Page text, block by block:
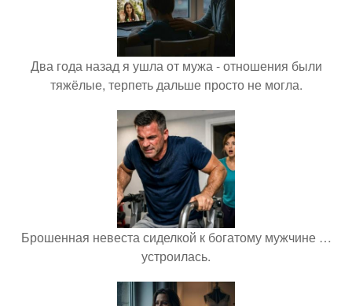
Два года назад я ушла от мужа - отношения были
тяжёлые, терпеть дальше просто не могла.
Брошенная невеста сиделкой к богатому мужчине …
устроилась.